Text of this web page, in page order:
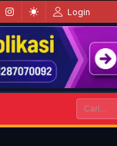
Login